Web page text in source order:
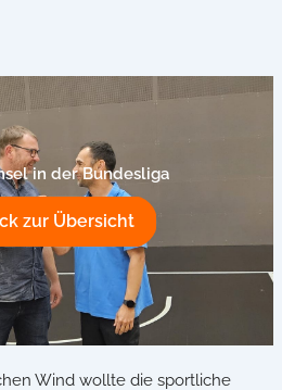
in der Bundesliga
zur Übersicht
Wind wollte die sportliche